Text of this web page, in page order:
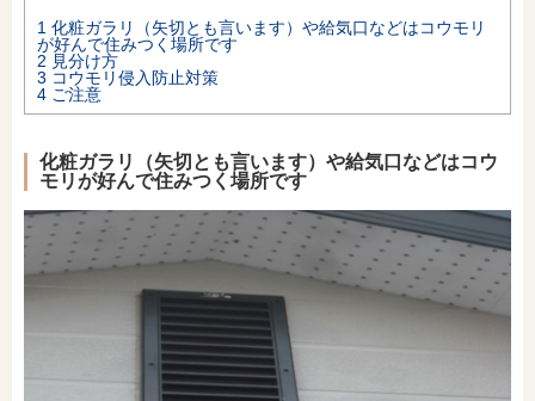
1 化粧ガラリ（矢切とも言います）や給気口などはコウモリ
が好んで住みつく場所です
2 見分け方
3 コウモリ侵入防止対策
4 ご注意
化粧ガラリ（矢切とも言います）や給気口などはコウ
モリが好んで住みつく場所です